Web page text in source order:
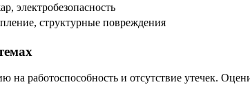
электробезопасность
структурные повреждения
на работоспособность и отсутствие утечек.